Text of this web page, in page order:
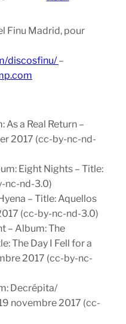
Finu Madrid, pour
discosfinu/–
a Real Return –
2017 (cc-by-nc-nd-
Eight Nights – Title:
nc-nd-3.0)
– Title: Aquellos
(cc-by-nc-nd-3.0)
– Album: The
The Day I Fell for a
2017 (cc-by-nc-
Decrépita​/​
novembre 2017 (cc-